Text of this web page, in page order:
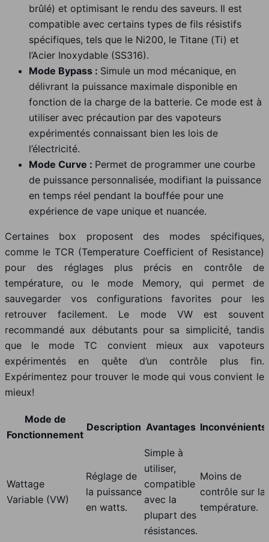
brûlé) et optimisant le rendu des saveurs. Il est
compatible avec certains types de fils résistifs
spécifiques, tels que le Ni200, le Titane (Ti) et
l’Acier Inoxydable (SS316).
Mode Bypass : Simule un mod mécanique, en
délivrant la puissance maximale disponible en
fonction de la charge de la batterie. Ce mode est à
utiliser avec précaution par des vapoteurs
expérimentés connaissant bien les lois de
l’électricité.
Mode Curve : Permet de programmer une courbe
de puissance personnalisée, modifiant la puissance
en temps réel pendant la bouffée pour une
expérience de vape unique et nuancée.
Certaines box proposent des modes spécifiques,
comme le TCR (Temperature Coefficient of Resistance)
pour des réglages plus précis en contrôle de
température, ou le mode Memory, qui permet de
sauvegarder vos configurations favorites pour les
retrouver facilement. Le mode VW est souvent
recommandé aux débutants pour sa simplicité, tandis
que le mode TC convient mieux aux vapoteurs
expérimentés en quête d’un contrôle plus fin.
Expérimentez pour trouver le mode qui vous convient le
mieux!
Mode de
Fonctionnement
Description Avantages Inconvénients
Wattage
Variable (VW)
Réglage de
la puissance
en watts.
Simple à
utiliser,
compatible
avec la
plupart des
résistances.
Moins de
contrôle sur la
température.